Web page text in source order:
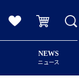
NEWS
ニュース